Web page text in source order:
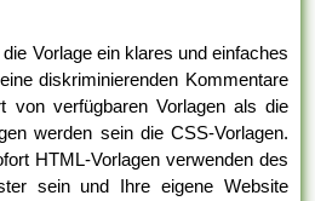
Vorlage ein klares und einfaches
diskriminierenden Kommentare
von verfügbaren Vorlagen als die
werden sein die CSS-Vorlagen.
HTML-Vorlagen verwenden des
sein und Ihre eigene Website